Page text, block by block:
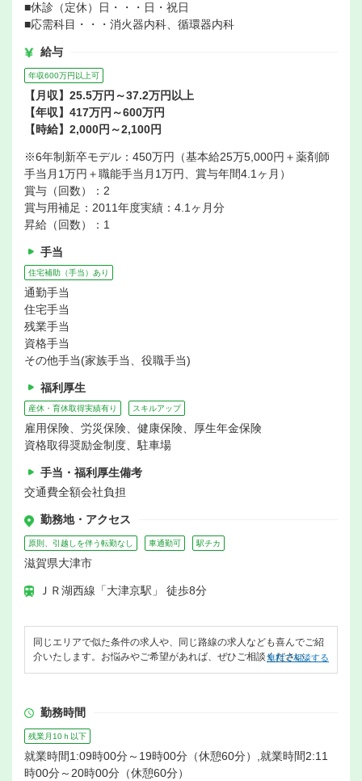
■休診（定休）日・・・日・祝日
■応需科目・・・消火器内科、循環器内科
給与
年収600万円以上可
【月収】25.5万円～37.2万円以上
【年収】417万円～600万円
【時給】2,000円～2,100円
※6年制新卒モデル：450万円（基本給25万5,000円＋薬剤師
手当月1万円＋職能手当月1万円、賞与年間4.1ヶ月）
賞与（回数）：2
賞与用補足：2011年度実績：4.1ヶ月分
昇給（回数）：1
手当
住宅補助（手当）あり
通勤手当
住宅手当
残業手当
資格手当
その他手当(家族手当、役職手当)
福利厚生
産休・育休取得実績有り スキルアップ
雇用保険、労災保険、健康保険、厚生年金保険
資格取得奨励金制度、駐車場
手当・福利厚生備考
交通費全額会社負担
勤務地・アクセス
原則、引越しを伴う転勤なし 車通勤可 駅チカ
滋賀県大津市
ＪＲ湖西線「大津京駅」 徒歩8分
同じエリアで似た条件の求人や、同じ路線の求人なども喜んでご紹
介いたします。お悩みやご希望があれば、ぜひご相談ください。
無料で相談する
勤務時間
残業月10ｈ以下
就業時間1:09時00分～19時00分（休憩60分）,就業時間2:11
時00分～20時00分（休憩60分）